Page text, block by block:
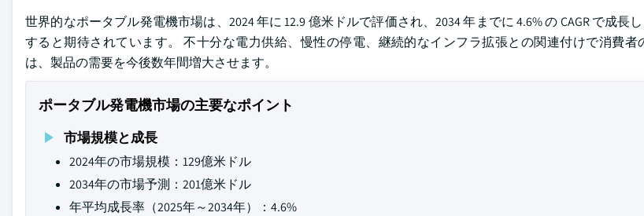
世界的なポータブル発電機市場は、2024 年に 12.9 億米ドルで評価され、2034 年までに 4.6% の CAGR で成長
すると期待されています。 不十分な電力供給、慢性の停電、継続的なインフラ拡張との関連付けで消費者
は、製品の需要を今後数年間増大させます。
ポータブル発電機市場の主要なポイント
市場規模と成長
2024年の市場規模：129億米ドル
2034年の市場予測：201億米ドル
年平均成長率（2025年～2034年）：4.6%